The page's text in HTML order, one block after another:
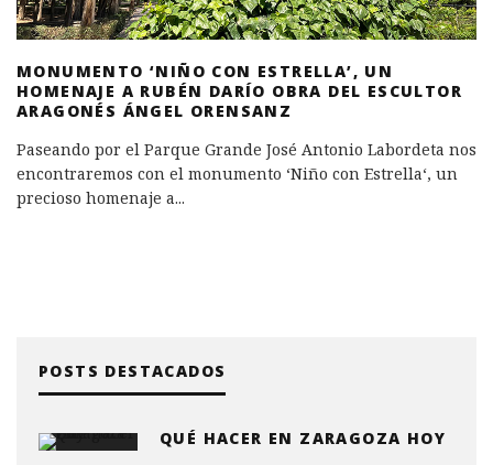
MONUMENTO ‘NIÑO CON ESTRELLA’, UN
HOMENAJE A RUBÉN DARÍO OBRA DEL ESCULTOR
ARAGONÉS ÁNGEL ORENSANZ
Paseando por el Parque Grande José Antonio Labordeta nos
encontraremos con el monumento ‘Niño con Estrella‘, un
precioso homenaje a...
POSTS DESTACADOS
QUÉ HACER EN ZARAGOZA HOY